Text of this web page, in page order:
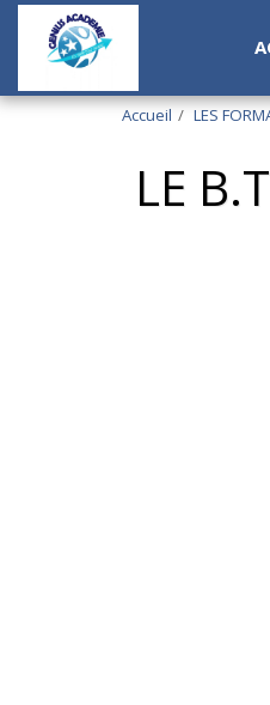
Accueil LES
LE